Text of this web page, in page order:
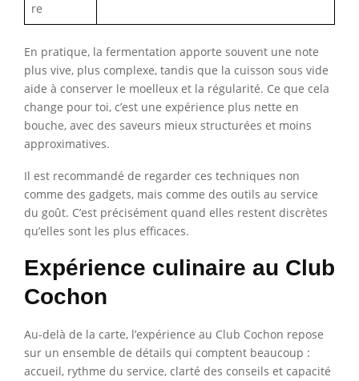
re
En pratique, la fermentation apporte souvent une note
plus vive, plus complexe, tandis que la cuisson sous vide
aide à conserver le moelleux et la régularité. Ce que cela
change pour toi, c’est une expérience plus nette en
bouche, avec des saveurs mieux structurées et moins
approximatives.
Il est recommandé de regarder ces techniques non
comme des gadgets, mais comme des outils au service
du goût. C’est précisément quand elles restent discrètes
qu’elles sont les plus efficaces.
Expérience culinaire au Club
Cochon
Au-delà de la carte, l’expérience au Club Cochon repose
sur un ensemble de détails qui comptent beaucoup :
accueil, rythme du service, clarté des conseils et capacité